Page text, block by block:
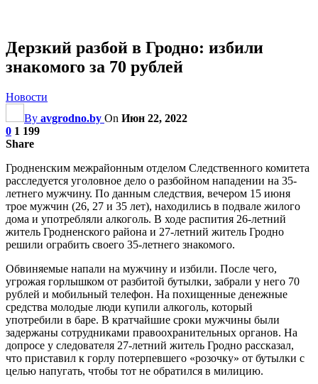
Дерзкий разбой в Гродно: избили
знакомого за 70 рублей
Новости
By avgrodno.by On Июн 22, 2022
0 1 199
Share
Гродненским межрайонным отделом Следственного комитета
расследуется уголовное дело о разбойном нападении на 35-
летнего мужчину. По данным следствия, вечером 15 июня
трое мужчин (26, 27 и 35 лет), находились в подвале жилого
дома и употребляли алкоголь. В ходе распития 26-летний
житель Гродненского района и 27-летний житель Гродно
решили ограбить своего 35-летнего знакомого.
Обвиняемые напали на мужчину и избили. После чего,
угрожая горлышком от разбитой бутылки, забрали у него 70
рублей и мобильный телефон. На похищенные денежные
средства молодые люди купили алкоголь, который
употребили в баре. В кратчайшие сроки мужчины были
задержаны сотрудниками правоохранительных органов. На
допросе у следователя 27-летний житель Гродно рассказал,
что приставил к горлу потерпевшего «розочку» от бутылки с
целью напугать, чтобы тот не обратился в милицию.